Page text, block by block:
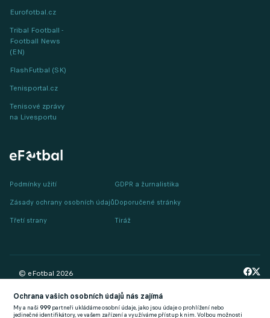
Eurofotbal.cz
Tribal Football -
Football News
(EN)
FlashFutbal (SK)
Tenisportal.cz
Tenisové zprávy
na Livesportu
Podmínky užití
Zásady ochrany osobních údajů
Třetí strany
GDPR a žurnalistika
Doporučené stránky
Tiráž
© eFotbal 2026
Ochrana vašich osobních údajů nás zajímá
My a naši999 partneři ukládáme osobní údaje, jako jsou údaje o prohlížení nebo
jedinečné identifikátory, ve vašem zařízení a využíváme přístup k nim. Volbou možnosti